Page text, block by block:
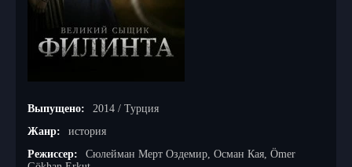
Выпущено:
2014 / Турция
Жанр:
история
Режиссер:
Сюлейман Мерт Оздемир, Осман Кая, Ömer